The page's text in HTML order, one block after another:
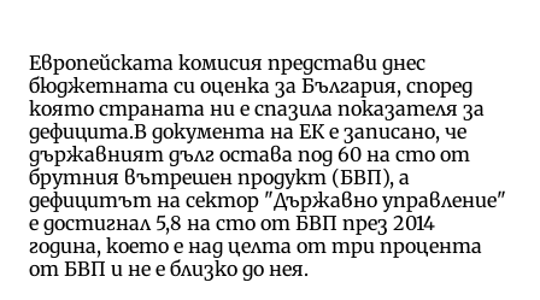
Европейската комисия представи днес
бюджетната си оценка за България, според
която страната ни е спазила показателя за
дефицита.В документа на ЕК е записано, че
държавният дълг остава под 60 на сто от
брутния вътрешен продукт (БВП), а
дефицитът на сектор "Държавно управление"
е достигнал 5,8 на сто от БВП през 2014
година, което е над целта от три процента
от БВП и не е близко до нея.